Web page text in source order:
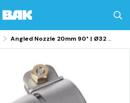
Angled Nozzle 20mm 90° | Ø32 mm